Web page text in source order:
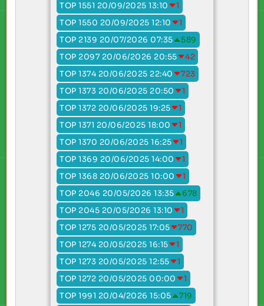
TOP 1551 20/09/2025 13:10
1
TOP 1550 20/09/2025 12:10
1
TOP 2139 20/07/2026 07:35
589
TOP 2097 20/06/2026 20:55
42
TOP 1374 20/06/2025 22:40
723
TOP 1373 20/06/2025 20:50
1
TOP 1372 20/06/2025 19:25
1
TOP 1371 20/06/2025 18:00
1
TOP 1370 20/06/2025 16:25
1
TOP 1369 20/06/2025 14:00
1
TOP 1368 20/06/2025 10:00
1
TOP 2046 20/05/2026 13:35
678
TOP 2045 20/05/2026 13:10
1
TOP 1275 20/05/2025 17:05
770
TOP 1274 20/05/2025 16:15
1
TOP 1273 20/05/2025 12:55
1
TOP 1272 20/05/2025 00:00
1
TOP 1991 20/04/2026 15:05
719